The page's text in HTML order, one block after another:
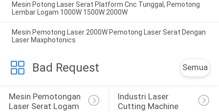
Mesin Potong Laser Serat Platform Cnc Tunggal, Pemotong
Lembar Logam 1000W 1500W 2000W
Mesin Pemotong Laser 2000W Pemotong Laser Serat Dengan
Laser Maxphotonics
Bad Request Semua
Mesin Pemotongan
Laser Serat Logam
Industri Laser
Cutting Machine